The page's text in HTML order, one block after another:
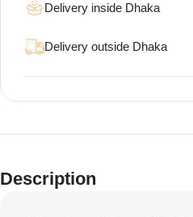
Delivery inside Dhaka
Delivery outside Dhaka
Description